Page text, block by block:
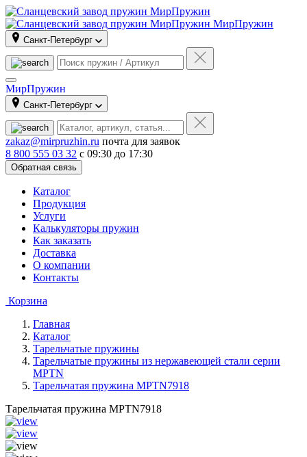
МирПружин
Санкт-Петербург
МирПружин
Санкт-Петербург
zakaz@mirpruzhin.ru почта для заявок
8 800 555 03 32 с 09:30 до 17:30
Обратная связь
Каталог
Продукция
Услуги
Калькуляторы пружин
Как заказать
Доставка
О компании
Контакты
Корзина
Главная
Каталог
Тарельчатые пружины
Тарельчатые пружины из нержавеющей стали серии
MPTN
Тарельчатая пружина MPTN7918
Тарельчатая пружина MPTN7918